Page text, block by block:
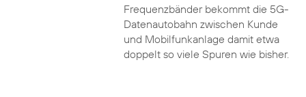
Frequenzbänder bekommt die 5G-
Datenautobahn zwischen Kunde
und Mobilfunkanlage damit etwa
doppelt so viele Spuren wie bisher.